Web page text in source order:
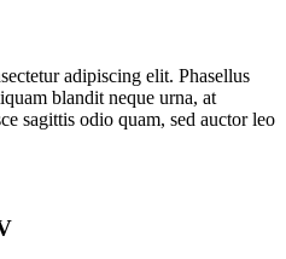
adipiscing elit. Phasellus
blandit neque urna, at
sagittis odio quam, sed auctor leo